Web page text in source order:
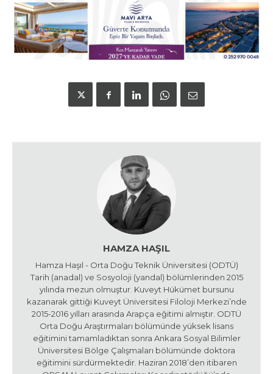
HAMZA HAŞIL
Hamza Haşıl - Orta Doğu Teknik Üniversitesi (ODTÜ)
Tarih (anadal) ve Sosyoloji (yandal) bölümlerinden 2015
yılında mezun olmuştur. Kuveyt Hükümet bursunu
kazanarak gittiği Kuveyt Üniversitesi Filoloji Merkezi’nde
2015-2016 yılları arasında Arapça eğitimi almıştır. ODTÜ
Orta Doğu Araştırmaları bölümünde yüksek lisans
eğitimini tamamladıktan sonra Ankara Sosyal Bilimler
Üniversitesi Bölge Çalışmaları bölümünde doktora
eğitimini sürdürmektedir. Haziran 2018’den itibaren